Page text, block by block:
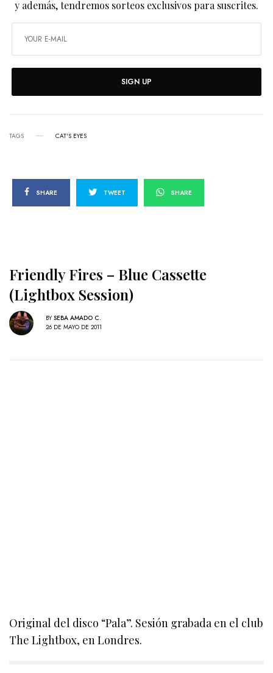
y además, tendremos sorteos exclusivos para suscrites.
SIGN UP
TAGS CAT'S EYES
SHARE TWEET SHARE
Friendly Fires – Blue Cassette
(Lightbox Session)
BY SEBA AMADO C.
26 DE MAYO DE 2011
Original del disco “Pala”. Sesión grabada en el club
The Lightbox, en Londres.